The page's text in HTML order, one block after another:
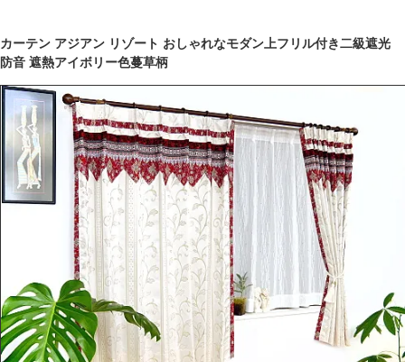
カーテン アジアン リゾート おしゃれなモダン上フリル付き二級遮光
防音 遮熱アイボリー色蔓草柄